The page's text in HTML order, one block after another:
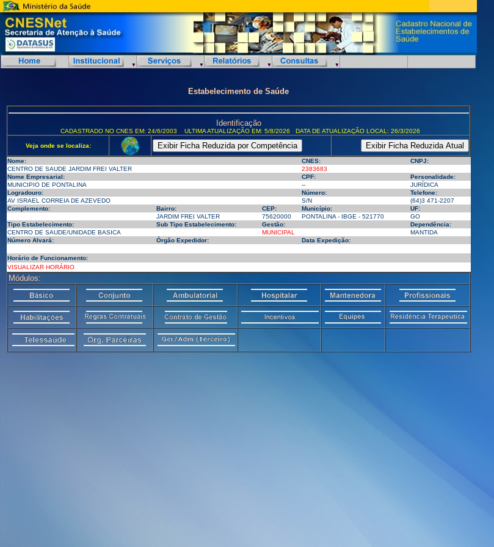
Estabelecimento de Saúde
Identificação
CADASTRADO NO CNES EM: 24/6/2003 ULTIMA ATUALIZAÇÃO EM: 5/8/2026 DATA DE ATUALIZAÇÃO LOCAL: 26/3/2026
Veja onde se localiza:
Nome: CNES:
CNPJ:
CENTRO DE SAUDE JARDIM FREI VALTER
2383683
Nome Empresarial:
CPF:
Personalidade:
MUNICIPIO DE PONTALINA
--
JURÍDICA
Logradouro:
Número:
Telefone:
AV ISRAEL CORREIA DE AZEVEDO
S/N
(64)3 471-2207
Complemento:
Bairro: CEP: Município:
UF:
JARDIM FREI VALTER
75620000 PONTALINA - IBGE - 521770
GO
Tipo Estabelecimento:
Sub Tipo Estabelecimento: Gestão:
Dependência:
CENTRO DE SAUDE/UNIDADE BASICA
MUNICIPAL
MANTIDA
Número Alvará:
Órgão Expedidor: Data Expedição:
Horário de Funcionamento:
VISUALIZAR HORÁRIO
Módulos: